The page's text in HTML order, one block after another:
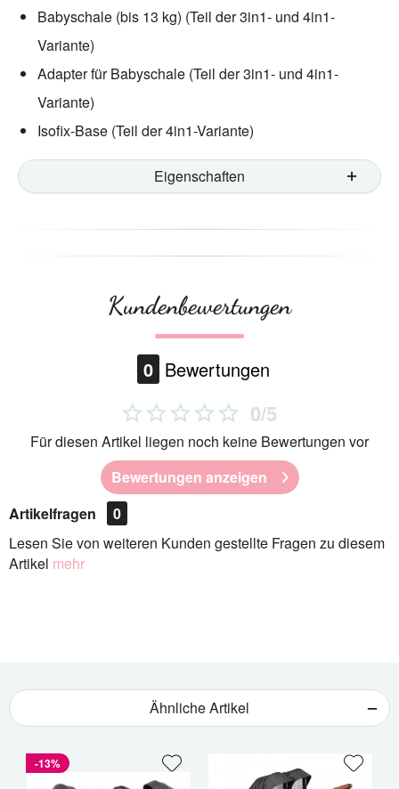
Babyschale (bis 13 kg) (Teil der 3in1- und 4in1-
Variante)
Adapter für Babyschale (Teil der 3in1- und 4in1-
Variante)
Isofix-Base (Teil der 4in1-Variante)
Eigenschaften
Kundenbewertungen
0 Bewertungen
0/5
Für diesen Artikel liegen noch keine Bewertungen vor
Bewertungen anzeigen
Artikelfragen
0
Lesen Sie von weiteren Kunden gestellte Fragen zu diesem
Artikel mehr
Ähnliche Artikel
-13%